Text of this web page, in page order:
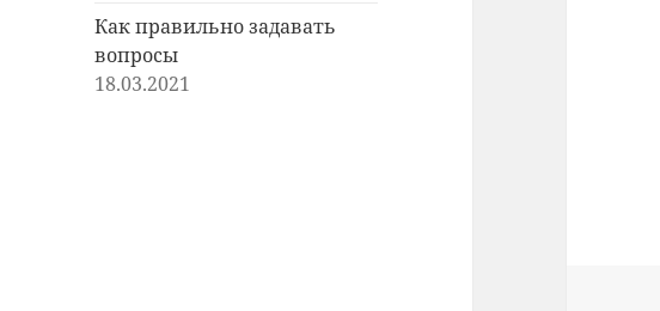
Как правильно задавать
вопросы
18.03.2021